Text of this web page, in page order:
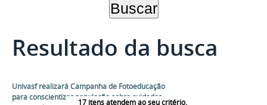
Resultado da busca
17 itens atendem ao seu critério.
Univasf realizará Campanha de Fotoeducação
para conscientizar população sobre cuidados